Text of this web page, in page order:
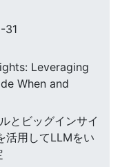
31
Leveraging
When and
とビッグインサイ
活用してLLMをい